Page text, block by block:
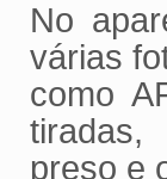
No
várias
como
tiradas,
preso e